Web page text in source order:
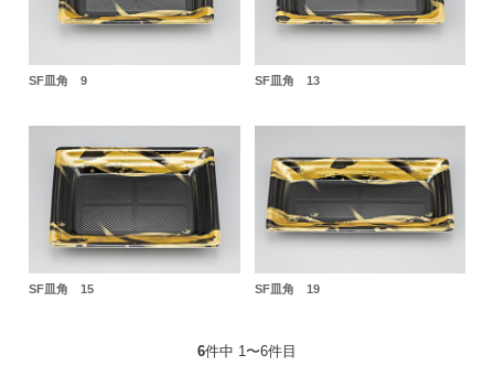
SF皿角 9 SF皿角 13
SF皿角 15 SF皿角 19
6件中 1〜6件目